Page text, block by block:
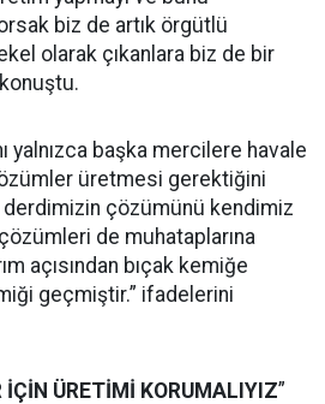
biz de artık örgütlü
olarak çıkanlara biz de bir
yalnızca başka mercilere havale
üretmesi gerektiğini
derdimizin çözümünü kendimiz
de muhataplarına
açısından bıçak kemiğe
geçmiştir.” ifadelerini
İÇİN ÜRETİMİ KORUMALIYIZ”